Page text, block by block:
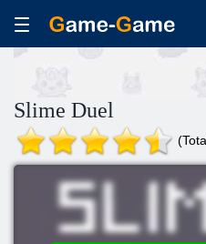
Slime Duel